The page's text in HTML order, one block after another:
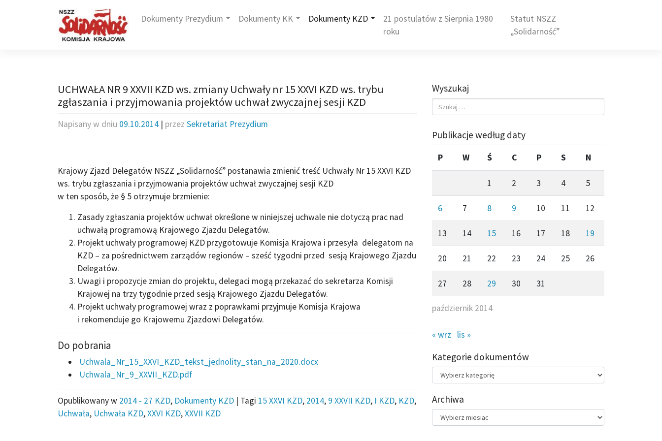
Dokumenty Prezydium Dokumenty KK Dokumenty KZD
21 postulatów z Sierpnia 1980
roku
Statut NSZZ
„Solidarność”
UCHWAŁA NR 9 XXVII KZD ws. zmiany Uchwały nr 15 XXVI KZD ws. trybu
zgłaszania i przyjmowania projektów uchwał zwyczajnej sesji KZD
Napisany w dniu 09.10.2014 | przez Sekretariat Prezydium
Krajowy Zjazd Delegatów NSZZ „Solidarność” postanawia zmienić treść Uchwały Nr 15 XXVI KZD
ws. trybu zgłaszania i przyjmowania projektów uchwał zwyczajnej sesji KZD
w ten sposób, że § 5 otrzymuje brzmienie:
Zasady zgłaszania projektów uchwał określone w niniejszej uchwale nie dotyczą prac nad
uchwałą programową Krajowego Zjazdu Delegatów.
Projekt uchwały programowej KZD przygotowuje Komisja Krajowa i przesyła delegatom na
KZD – za pośrednictwem zarządów regionów – sześć tygodni przed sesją Krajowego Zjazdu
Delegatów.
Uwagi i propozycje zmian do projektu, delegaci mogą przekazać do sekretarza Komisji
Krajowej na trzy tygodnie przed sesją Krajowego Zjazdu Delegatów.
Projekt uchwały programowej wraz z poprawkami przyjmuje Komisja Krajowa
i rekomenduje go Krajowemu Zjazdowi Delegatów.
Do pobrania
Uchwala_Nr_15_XXVI_KZD_tekst_jednolity_stan_na_2020.docx
Uchwala_Nr_9_XXVII_KZD.pdf
Opublikowany w 2014 - 27 KZD, Dokumenty KZD | Tagi 15 XXVI KZD, 2014, 9 XXVII KZD, I KZD, KZD,
Uchwała, Uchwała KZD,XXVI KZD,XXVII KZD
Wyszukaj
Publikacje według daty
październik 2014
P W Ś C P S N
1 2 3 4 5
6 7 8 9 10 11 12
13 14 15 16 17 18 19
20 21 22 23 24 25 26
27 28 29 30 31
« wrz lis »
Kategorie dokumentów
Kategorie
dokumentów
Archiwa
Archiwa